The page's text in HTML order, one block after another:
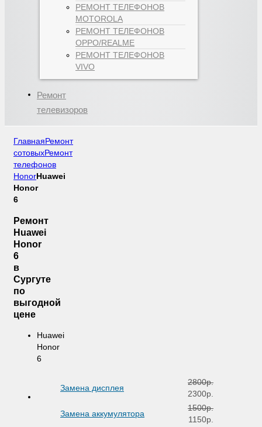
РЕМОНТ ТЕЛЕФОНОВ
MOTOROLA
РЕМОНТ ТЕЛЕФОНОВ
OPPO/REALME
РЕМОНТ ТЕЛЕФОНОВ
VIVO
Ремонт
телевизоров
ГлавнаяРемонт
сотовыхРемонт
телефонов
HonorHuawei
Honor
6
Ремонт
Huawei
Honor
6
в
Сургуте
по
выгодной
цене
Huawei
Honor
6
Замена дисплея
2800р.
2300р.
Замена аккумулятора
1500р.
1150р.